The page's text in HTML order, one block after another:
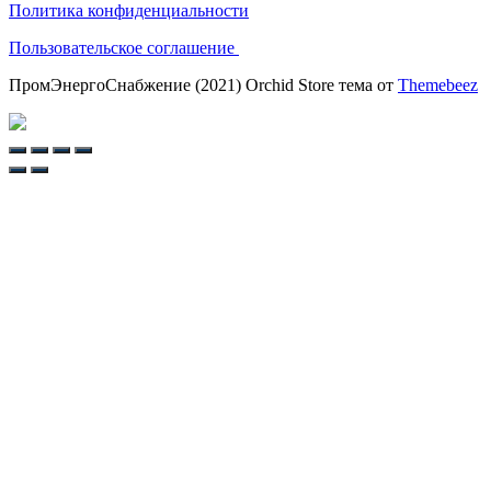
Политика конфиденциальности
Пользовательское соглашение
ПромЭнергоСнабжение (2021) Orchid Store тема от Themebeez